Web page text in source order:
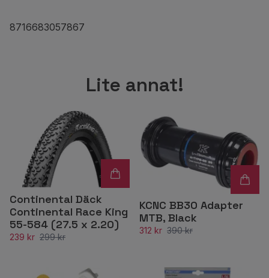
8716683057867
Lite annat!
Continental Däck
Continental Race King
55-584 (27.5 x 2.20)
239 kr 299 kr
KCNC BB30 Adapter
MTB, Black
312 kr 390 kr